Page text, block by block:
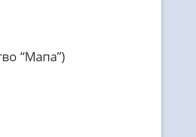
“Мапа”)